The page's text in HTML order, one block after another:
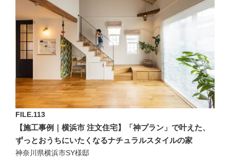
FILE.113
【施工事例｜横浜市 注文住宅】「神プラン」で叶えた、
ずっとおうちにいたくなるナチュラルスタイルの家
神奈川県横浜市SY様邸